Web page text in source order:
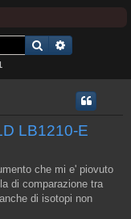
Cerca
LB1210-E
che mi e' piovuto
di comparazione tra
di isotopi non